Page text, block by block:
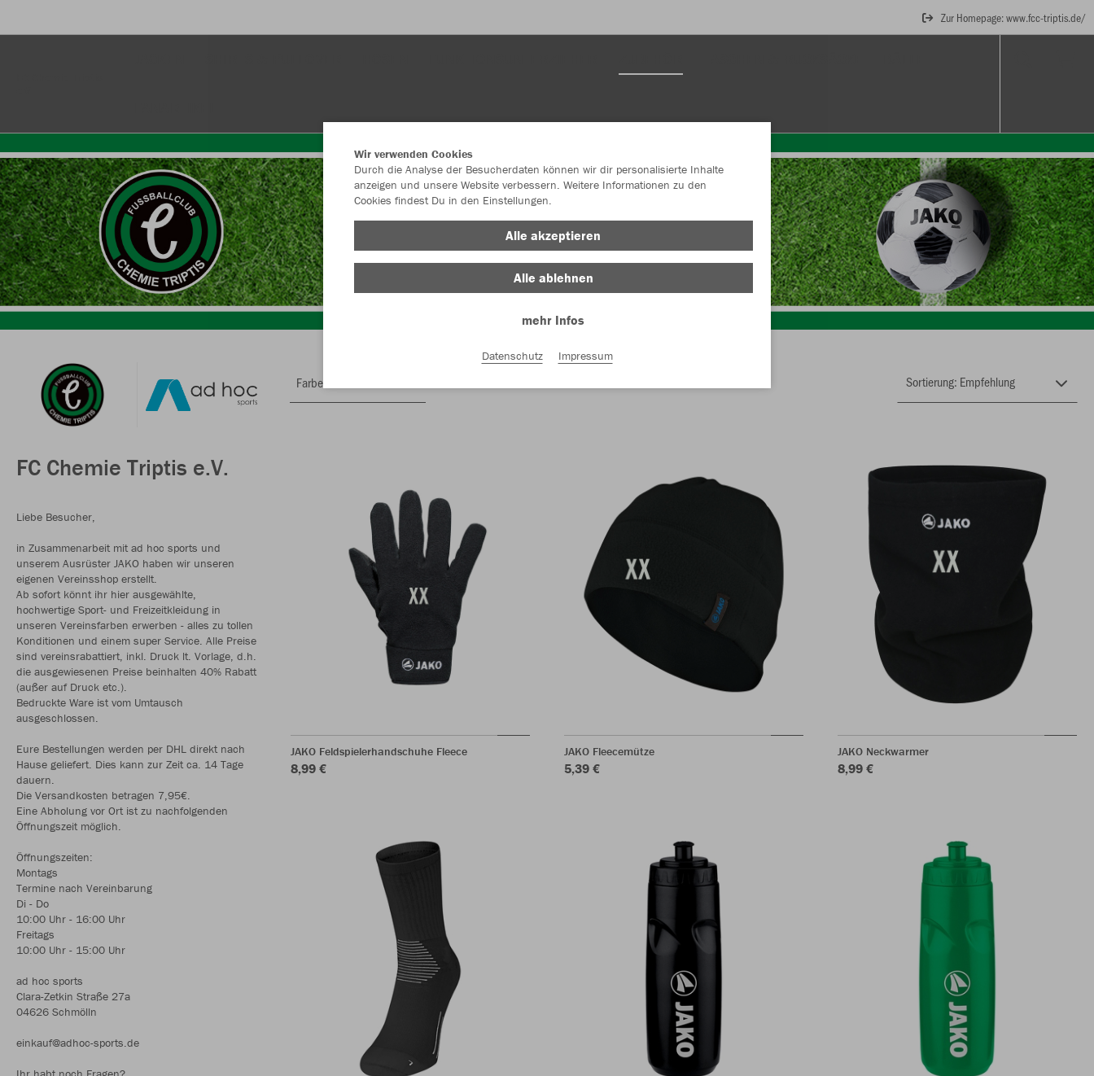
Zur Homepage: www.fcc-triptis.de/
FC Chemie Triptis e.V.
Liebe Besucher,
in Zusammenarbeit mit ad hoc sports und
unserem Ausrüster JAKO haben wir unseren
eigenen Vereinsshop erstellt.
Ab sofort könnt ihr hier ausgewählte,
hochwertige Sport- und Freizeitkleidung in
unseren Vereinsfarben erwerben - alles zu tollen
Konditionen und einem super Service. Alle Preise
sind vereinsrabattiert, inkl. Druck lt. Vorlage, d.h.
die ausgewiesenen Preise beinhalten 40% Rabatt
(außer auf Druck etc.).
Bedruckte Ware ist vom Umtausch
ausgeschlossen.
Eure Bestellungen werden per DHL direkt nach
Hause geliefert. Dies kann zur Zeit ca. 14 Tage
dauern.
Die Versandkosten betragen 7,95€.
Eine Abholung vor Ort ist zu nachfolgenden
Öffnungszeit möglich.
Öffnungszeiten:
Montags
Termine nach Vereinbarung
Di - Do
10:00 Uhr - 16:00 Uhr
Freitags
10:00 Uhr - 15:00 Uhr
ad hoc sports
Clara-Zetkin Straße 27a
04626 Schmölln
einkauf@adhoc-sports.de
Farbe
JAKO Feldspielerhandschuhe Fleece
8,99 €
JAKO Fleecemütze
5,39 €
JAKO Neckwarmer
8,99 €
Wir verwenden Cookies
Durch die Analyse der Besucherdaten können wir dir personalisierte Inhalte
anzeigen und unsere Website verbessern. Weitere Informationen zu den
Cookies findest Du in den Einstellungen.
Alle akzeptieren
Alle ablehnen
mehr Infos
Datenschutz Impressum